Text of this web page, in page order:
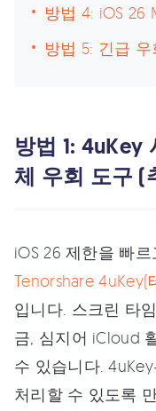
방법 4: iOS 26
방법 5: 긴급
방법 1: 4uKey
체 우회 도구 (
iOS 26 제한을 빠
Tenorshare 4uKey(
입니다. 스크린 타
금, 심지어 iCloud
수 있습니다.
처리할 수 있도록